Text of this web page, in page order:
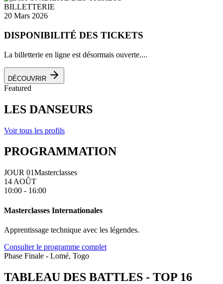
BILLETTERIE
20 Mars 2026
DISPONIBILITÉ DES TICKETS
La billetterie en ligne est désormais ouverte....
DÉCOUVRIR
Featured
LES DANSEURS
Voir tous les profils
PROGRAMMATION
JOUR 01Masterclasses
14 AOÛT
10:00 - 16:00
Masterclasses Internationales
Apprentissage technique avec les légendes.
Consulter le programme complet
Phase Finale - Lomé, Togo
TABLEAU DES BATTLES - TOP 16